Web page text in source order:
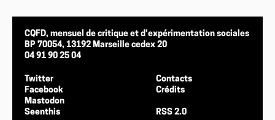
CQFD, mensuel de critique et d’expérimentation sociales
BP 70054, 13192 Marseille cedex 20
04 91 90 25 04
Twitter
Facebook
Mastodon
Seenthis
Contacts
Crédits
RSS 2.0